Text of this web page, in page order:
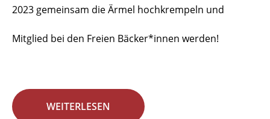
2023 gemeinsam die Ärmel hochkrempeln und
Mitglied bei den Freien Bäcker*innen werden!
WEITERLESEN